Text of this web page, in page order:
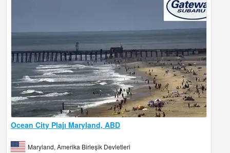
Ocean City Plajı Maryland, ABD
Maryland, Amerika Birleşik Devletleri